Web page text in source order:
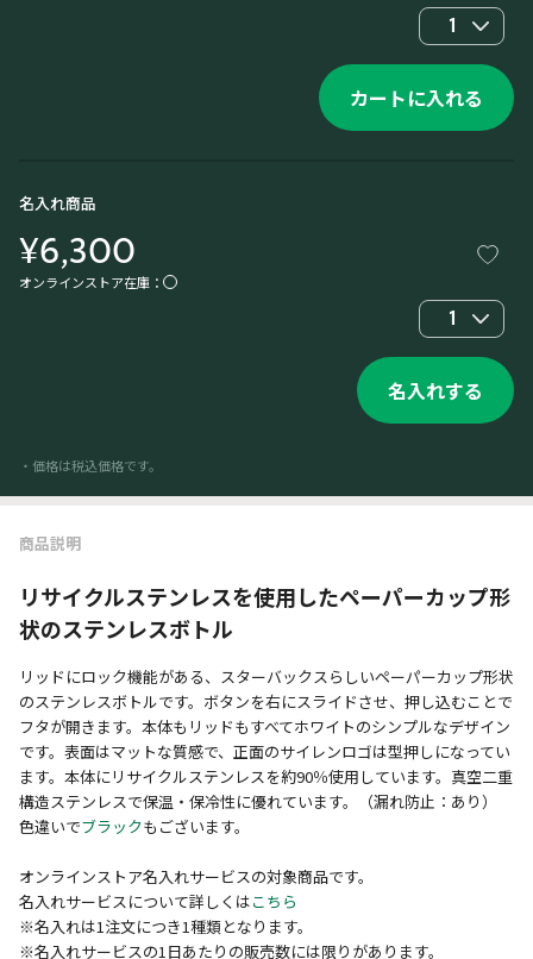
1
カートに入れる
名入れ商品
¥6,300
オンラインストア在庫：
1
名入れする
・価格は税込価格です。
商品説明
リサイクルステンレスを使用したペーパーカップ形
状のステンレスボトル
リッドにロック機能がある、スターバックスらしいペーパーカップ形状
のステンレスボトルです。ボタンを右にスライドさせ、押し込むことで
フタが開きます。本体もリッドもすべてホワイトのシンプルなデザイン
です。表面はマットな質感で、正面のサイレンロゴは型押しになってい
ます。本体にリサイクルステンレスを約90％使用しています。真空二重
構造ステンレスで保温・保冷性に優れています。（漏れ防止：あり）
色違いでブラックもございます。
オンラインストア名入れサービスの対象商品です。
名入れサービスについて詳しくはこちら
※名入れは1注文につき1種類となります。
※名入れサービスの1日あたりの販売数には限りがあります。